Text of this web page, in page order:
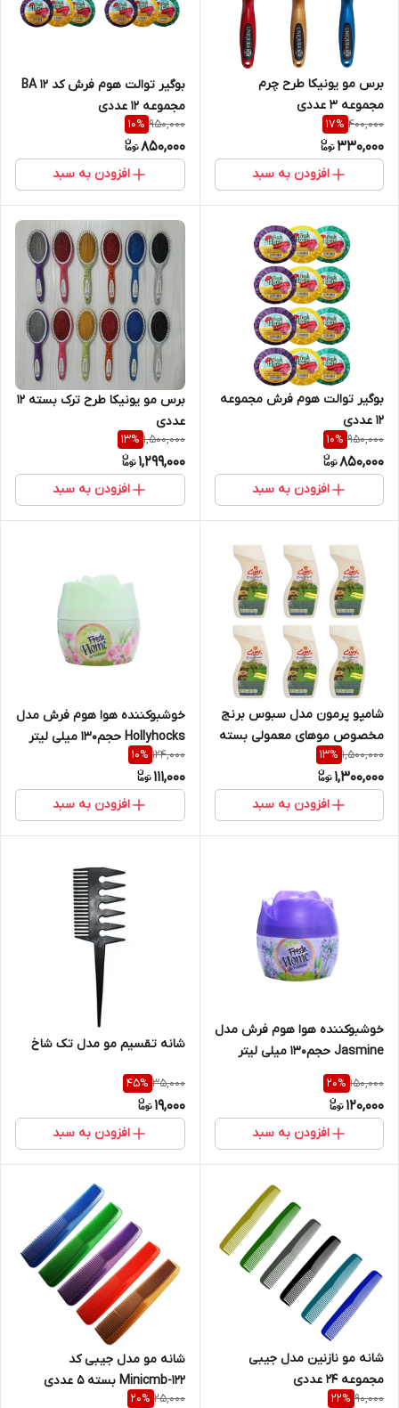
برس مو یونیکا طرح چرم
مجموعه 3 عددی
400,000
17%
330,000
افزودن به سبد
بوگیر توالت هوم فرش کد BA 12
مجموعه 12 عددی
950,000
10%
850,000
افزودن به سبد
بوگیر توالت هوم فرش مجموعه
12 عددی
950,000
10%
850,000
افزودن به سبد
برس مو یونیکا طرح ترک بسته 12
عددی
1,500,000
13%
1,299,000
افزودن به سبد
شامپو پرمون مدل سبوس برنج
مخصوص موهای معمولی بسته
6 عددی
1,500,000
13%
1,300,000
افزودن به سبد
خوشبوکننده هوا هوم فرش مدل
Hollyhocks حجم130 میلی لیتر
124,000
10%
111,000
افزودن به سبد
خوشبوکننده هوا هوم فرش مدل
Jasmine حجم130 میلی لیتر
150,000
20%
120,000
افزودن به سبد
شانه تقسیم مو مدل تک شاخ
35,000
45%
19,000
افزودن به سبد
شانه مو نازنین مدل جیبی
مجموعه 24 عددی
90,000
22%
شانه مو مدل جیبی کد
Minicmb-122 بسته 5 عددی
25,000
20%